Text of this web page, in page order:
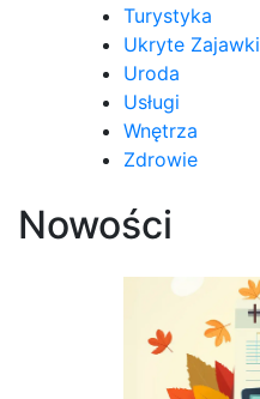
Turystyka
Ukryte Zajawki
Uroda
Usługi
Wnętrza
Zdrowie
Nowości